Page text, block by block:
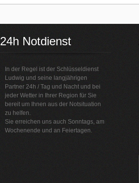
24h Notdienst
In der Regel ist der Schlüsseldienst
Ludwig und seine langjährigen
Partner 24h / Tag und Nacht und bei
jeder Wetter in Ihrer Region für Sie
bereit um Ihnen aus der Notsituation
zu helfen.
Sie erreichen uns auch Sonntags, am
Wochenende und an Feiertagen.